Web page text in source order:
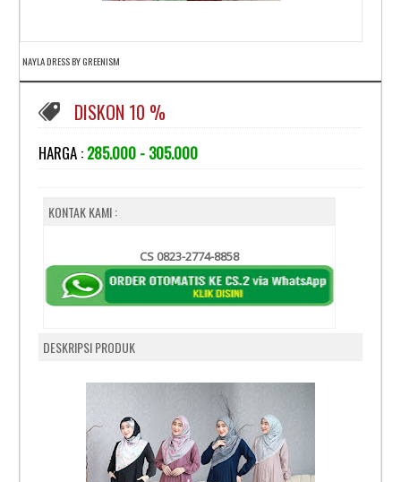
NAYLA DRESS BY GREENISM
DISKON 10 %
HARGA : 285.000 - 305.000
KONTAK KAMI :
CS 0823-2774-8858
DESKRIPSI PRODUK